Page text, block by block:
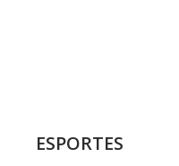
ESPORTES